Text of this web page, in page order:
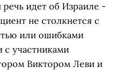
идет об Израиле -
не столкнется с
или ошибками
участниками
Виктором Леви и